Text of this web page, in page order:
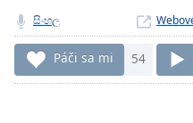
live LIVE
Remaining
Time-
සිංහල
Páči sa mi 54